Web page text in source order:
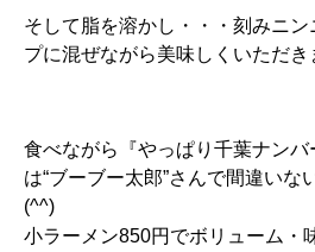
そして脂を溶かし・・・刻みニ
プに混ぜながら美味しくいただ
食べながら『やっぱり千葉ナン
は“ブーブー太郎”さんで間違いな
(^^)
小ラーメン850円でボリューム・